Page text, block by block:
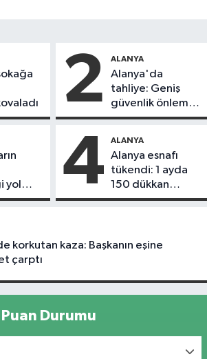
2 ALANYA
Alanya'da
tahliye: Geniş
güvenlik önlemi
alındı
yol
4 ALANYA
Alanya esnafı
tükendi: 1 ayda
150 dükkan
kapandı
korkutan kaza: Başkanın eşine
çarptı
Durumu